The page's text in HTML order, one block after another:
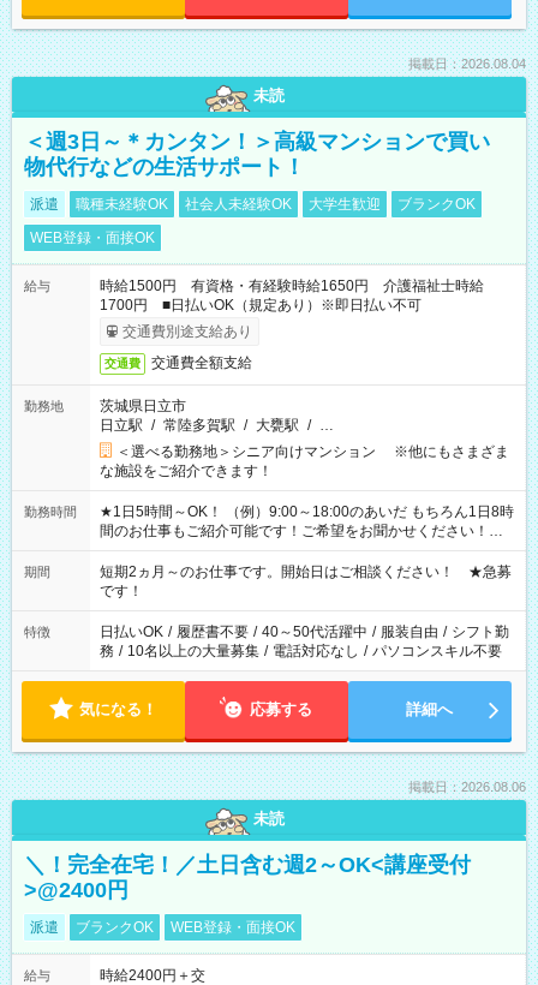
掲載日：2026.08.04
未読
＜週3日～＊カンタン！＞高級マンションで買い
物代行などの生活サポート！
派遣 職種未経験OK 社会人未経験OK 大学生歓迎
ブランクOK
WEB登録・面接OK
給与
時給1500円 有資格・有経験時給1650円 介護福祉士時給
1700円 ■日払いOK（規定あり）※即日払い不可
交通費別途支給あり
交通費 交通費全額支給
勤務地
茨城県日立市
日立駅 / 常陸多賀駅 / 大甕駅 / …
＜選べる勤務地＞シニア向けマンション ※他にもさまざま
な施設をご紹介できます！
勤務時間
★1日5時間～OK！ （例）9:00～18:00のあいだ もちろん1日8時
間のお仕事もご紹介可能です！ご希望をお聞かせください！★
家庭の都合でお休みが必要な場合も遠慮なくご相談ください。
※週最低15時間以上の勤務が必要です
期間
短期2ヵ月～のお仕事です。開始日はご相談ください！ ★急募
です！
特徴 日払いOK / 履歴書不要 / 40～50代活躍中 / 服装自由 / シフト勤
務 / 10名以上の大量募集 / 電話対応なし / パソコンスキル不要
気になる！ 応募する 詳細へ
掲載日：2026.08.06
未読
＼！完全在宅！／土日含む週2～OK<講座受付
>@2400円
派遣 ブランクOK WEB登録・面接OK
給与
時給2400円＋交